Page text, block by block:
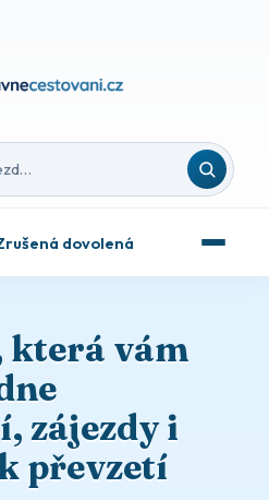
dovolená
která vám
zájezdy i
převzetí